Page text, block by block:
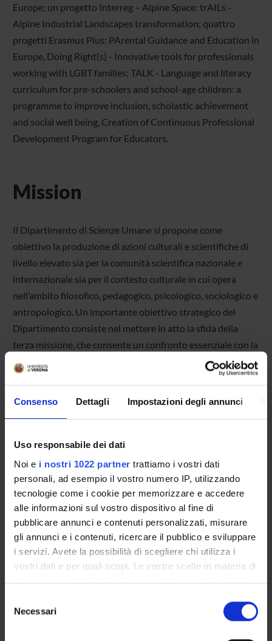
Consenso Dettagli Impostazioni degli annunci
Uso responsabile dei dati
Noi e i nostri 1022 partner trattiamo i vostri dati
personali, ad esempio il vostro numero IP, utilizzando
tecnologie come i cookie per memorizzare e accedere
alle informazioni sul vostro dispositivo al fine di
pubblicare annunci e contenuti personalizzati, misurare
gli annunci e i contenuti, ricercare il pubblico e sviluppare
i servizi. Avete la possibilità di scegliere chi utilizza i
vostri dati e per quali scopi. Le vostre scelte in materia di
privacy sono applicabili solo su questa proprietà digitale
modificare o revocare il proprio consenso in qualsiasi
momento dalla Dichiarazione sui cookie o facendo clic
delNecessari
Europe; un progetto Interreg – Alpine Space: trAILs -
Alpine Industrial Landscapes transformation; quattro
progetti Erasmus Plus: PArental Guidance and Education in
Europe, Doing Right(s) - Innovative tools for professionals
working with LGBT families; TALK - Language and literacy
curriculum for pre-schoolers and school-age children: a
programme to improve inclusion, scholastic achievement
and social well being, Creation of Continuous Professional
Development Program for Educators.
Mission
Il Dipartimento di Scienze Umane si propone come
obiettivo la produzione di azioni culturali e scientifiche di
livello elevato sia per la comunità scientifica nazionale e
internazionale sia per il contesto culturale in cui opera
nell’ambito filosofico, pedagogico, psicologico, sociologico e
antropologico. Un importante obiettivo strategico del
Dipartimento consiste nel mettere in atto la sfida della
terza missione, che consente un confronto essenziale con la
vita culturale della comunità al fine di rispondere a esigenze
vitali per la crescita professionale, sociale e politica del
pubblica, il Dipartimento deve supportare lo sviluppo
di scienze filosofiche, educatori, formatori, docenti per la
scuola dell’infanzia e la scuola primaria, assistenti sociali) in
grado di inserirsi in modo efficace e con competenze
elevate nel sistema culturale.
In questa prospettiva la produzione del Dipartimento si
articola in prodotti scientifici e prodotti divulgativi, con
l’obiettivo di promuovere il
Public Engagement